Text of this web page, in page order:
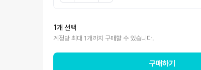
1개 선택
계정당 최대 1개까지 구매할 수 있습니다.
구매하기